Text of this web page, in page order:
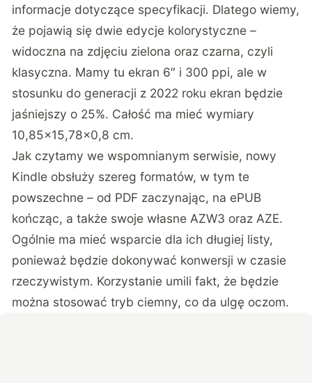
informacje dotyczące specyfikacji. Dlatego wiemy,
że pojawią się dwie edycje kolorystyczne –
widoczna na zdjęciu zielona oraz czarna, czyli
klasyczna. Mamy tu ekran 6″ i 300 ppi, ale w
stosunku do generacji z 2022 roku ekran będzie
jaśniejszy o 25%. Całość ma mieć wymiary
10,85×15,78×0,8 cm.
Jak czytamy we wspomnianym serwisie, nowy
Kindle obsłuży szereg formatów, w tym te
powszechne – od PDF zaczynając, na ePUB
kończąc, a także swoje własne AZW3 oraz AZE.
Ogólnie ma mieć wsparcie dla ich długiej listy,
ponieważ będzie dokonywać konwersji w czasie
rzeczywistym. Korzystanie umili fakt, że będzie
można stosować tryb ciemny, co da ulgę oczom.